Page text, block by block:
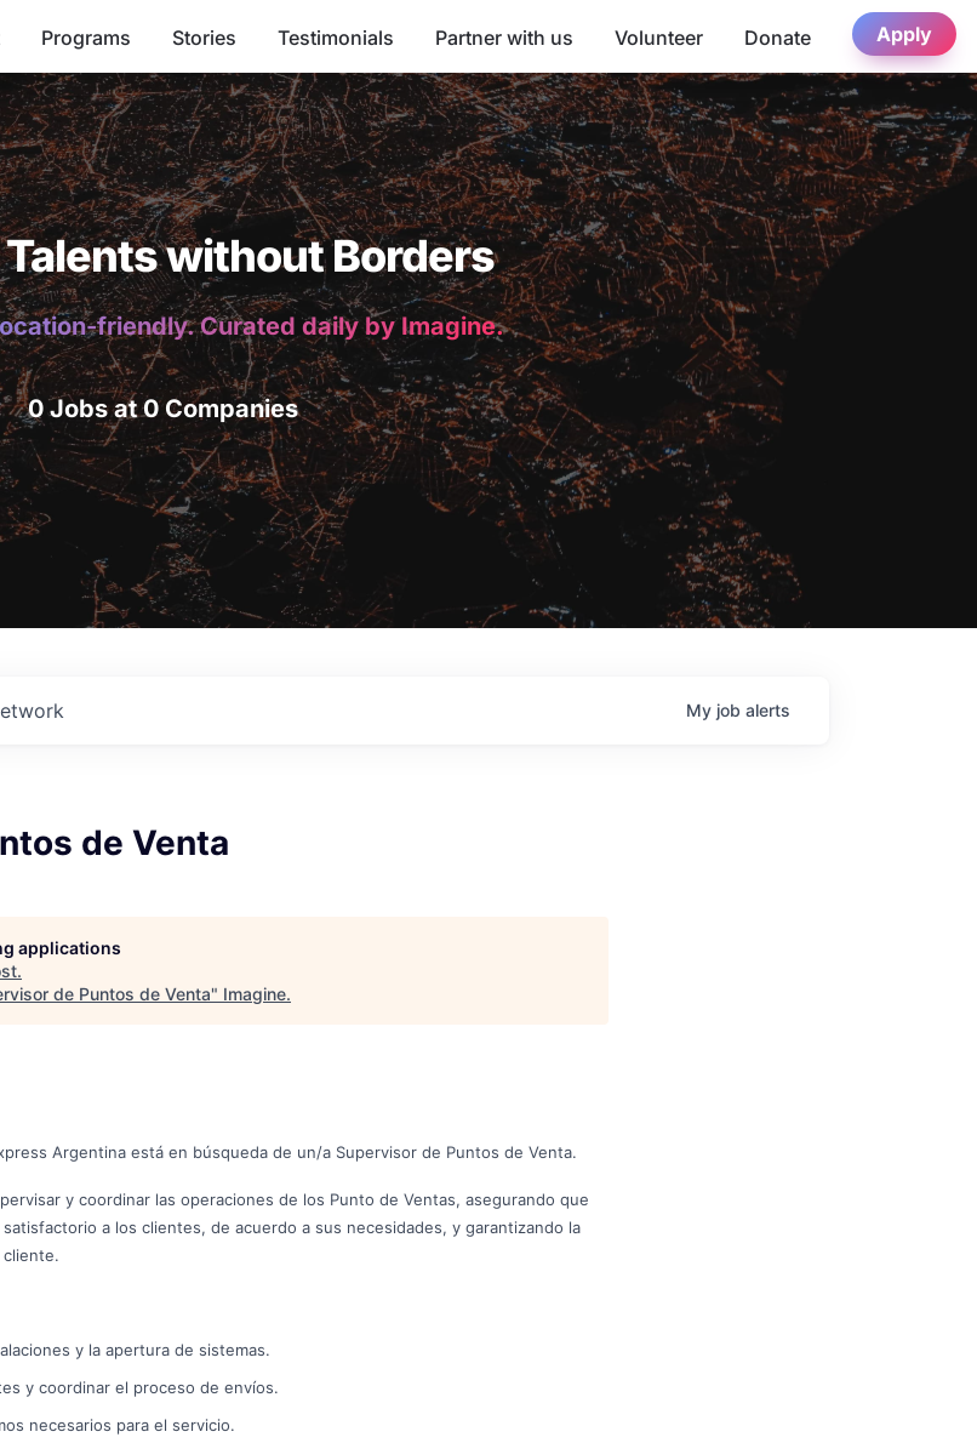
Programs Stories Testimonials Partner with us Volunteer Donate Apply
without Borders
friendly. Curated daily by Imagine.
0 Jobs at 0 Companies
My job alerts
de Venta
applications
.
de Puntos de Venta" Imagine.
Argentina está en búsqueda de un/a Supervisor de Puntos de Venta.
y coordinar las operaciones de los Punto de Ventas, asegurando que
a los clientes, de acuerdo a sus necesidades, y garantizando la
cliente.
y la apertura de sistemas.
y coordinar el proceso de envíos.
necesarios para el servicio.